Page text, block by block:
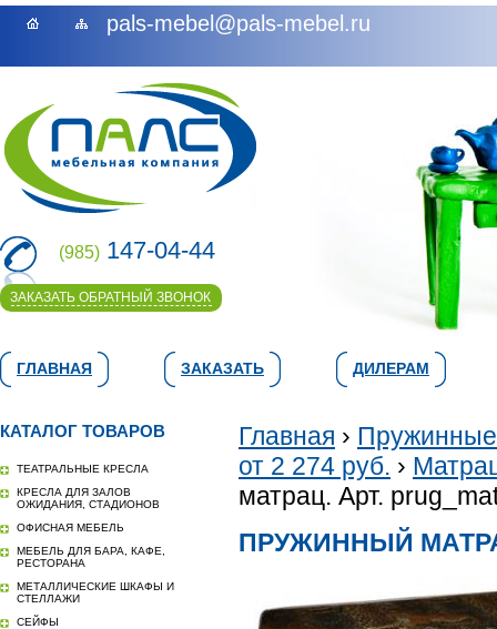
pals-mebel@pals-mebel.ru
(985) 147-04-44
ЗАКАЗАТЬ ОБРАТНЫЙ ЗВОНОК
ГЛАВНАЯ ЗАКАЗАТЬ ДИЛЕРАМ
КАТАЛОГ ТОВАРОВ
ТЕАТРАЛЬНЫЕ КРЕСЛА
КРЕСЛА ДЛЯ ЗАЛОВ
ОЖИДАНИЯ, СТАДИОНОВ
ОФИСНАЯ МЕБЕЛЬ
МЕБЕЛЬ ДЛЯ БАРА, КАФЕ,
РЕСТОРАНА
МЕТАЛЛИЧЕСКИЕ ШКАФЫ И
СТЕЛЛАЖИ
СЕЙФЫ
Главная ›
от 2 274 руб. ›
матрац. Арт.
ПРУЖИННЫЙ